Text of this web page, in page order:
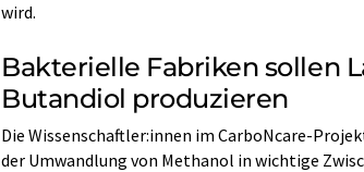
wird.
Bakterielle Fabriken sollen
Butandiol produzieren
Die Wissenschaftler:innen im CarboNcare-
der Umwandlung von Methanol in wichtige